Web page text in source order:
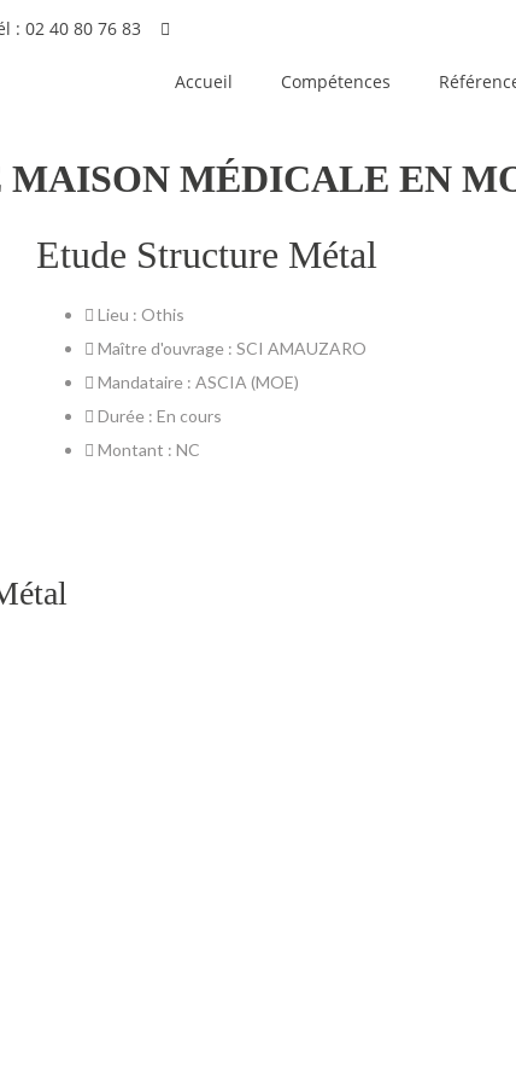
: 02 40 80 76 83
Accueil Compétences
MAISON MÉDICALE EN
Etude Structure Métal
Lieu : Othis
Maître d'ouvrage : SCI AMAUZARO
Mandataire : ASCIA (MOE)
Durée : En cours
Montant : NC